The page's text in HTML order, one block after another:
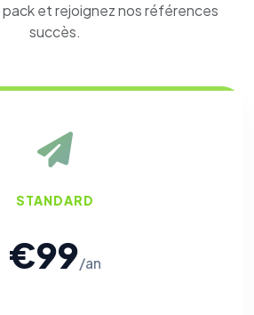
et rejoignez nos références
succès.
STANDARD
€99/an